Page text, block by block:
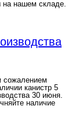
на нашем складе.
сожалением
канистр 5
30 июня.
наличие